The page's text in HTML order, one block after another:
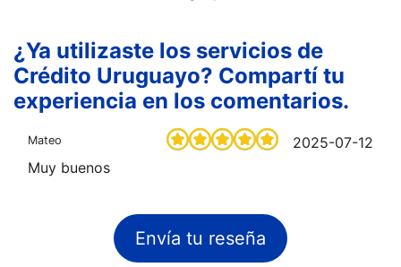
¿Ya utilizaste los servicios de
Crédito Uruguayo? Compartí tu
experiencia en los comentarios.
Mateo
2025-07-12
Muy buenos
Envía tu reseña